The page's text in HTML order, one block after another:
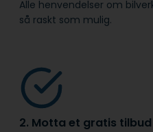
Alle henvendelser om
så raskt som mulig.
2. Motta et gratis tilbud